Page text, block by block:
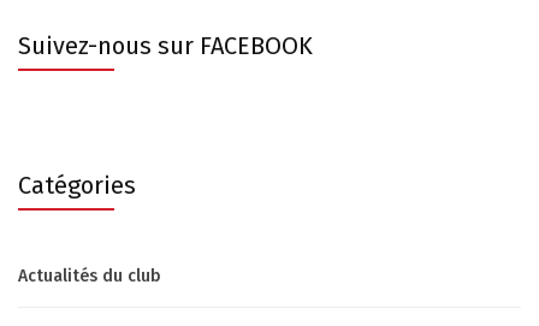
Suivez-nous sur FACEBOOK
Catégories
Actualités du club